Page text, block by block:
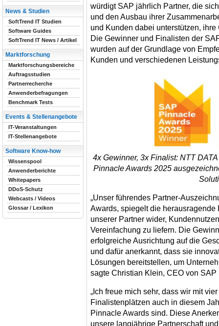
würdigt SAP jährlich Partner, die
und den Ausbau ihrer
und Kunden dabei unterstützen,
Die Gewinner und Finalisten der
wurden auf der Grundlage von
Kunden und verschiedenen
4x Gewinner, 3x Finalist: NTT
Pinnacle Awards 2025
„Unser führendes Partner-
Awards, spiegelt die
unserer Partner wider,
Vereinfachung zu liefern. Die
erfolgreiche Ausrichtung auf die
und dafür anerkannt, dass sie
Lösungen bereitstellen, um
sagte Christian Klein, CEO von SAP
„Ich freue mich sehr, dass wir mit
Finalistenplätzen auch in diesem
Pinnacle Awards sind. Diese
unsere langjährige Partnerschaft
News & Studien
SoftTrend IT Studien
Software Guides
SoftTrend IT News / Artikel
Marktforschung
Marktforschungsbereiche
Auftragsstudien
Partnerrecherche
Anwenderbefragungen
Benchmark Tests
Events & Stellenangebote
IT-Veranstaltungen
IT-Stellenangebote
Software Know-how
Wissenspool
Anwenderberichte
Whitepapers
DDoS-Schutz
Webcasts / Videos
Glossar / Lexikon